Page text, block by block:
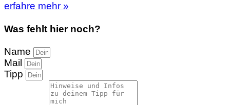
erfahre mehr »
Was fehlt hier noch?
Name
Mail
Tipp